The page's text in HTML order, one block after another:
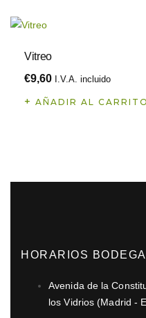
Vitreo
€9,60 I.V.A. incluido
AÑADIR AL CARRITO
HORARIOS BODEGA
Avenida de la
los Vidrios (Madrid -